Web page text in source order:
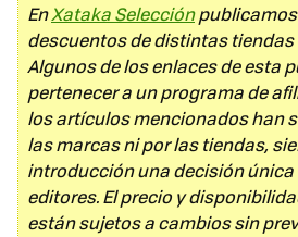
EnXataka Selección
descuentos de distintas tiendas
Algunos de los enlaces de esta
pertenecer a un programa de
los artículos mencionados han
las marcas ni por las tiendas,
introducción una decisión única
editores. El precio y
están sujetos a cambios sin